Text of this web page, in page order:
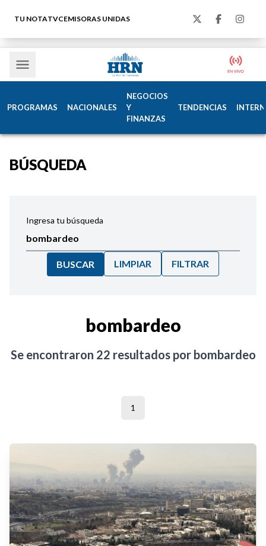
TU NOTATVCEMISORAS UNIDAS
PROGRAMAS NACIONALES
NEGOCIOS
Y
FINANZAS
TENDENCIAS
BÚSQUEDA
Ingresa tu búsqueda
BUSCAR LIMPIAR FILTRAR
bombardeo
Se encontraron 22 resultados por bombardeo
1